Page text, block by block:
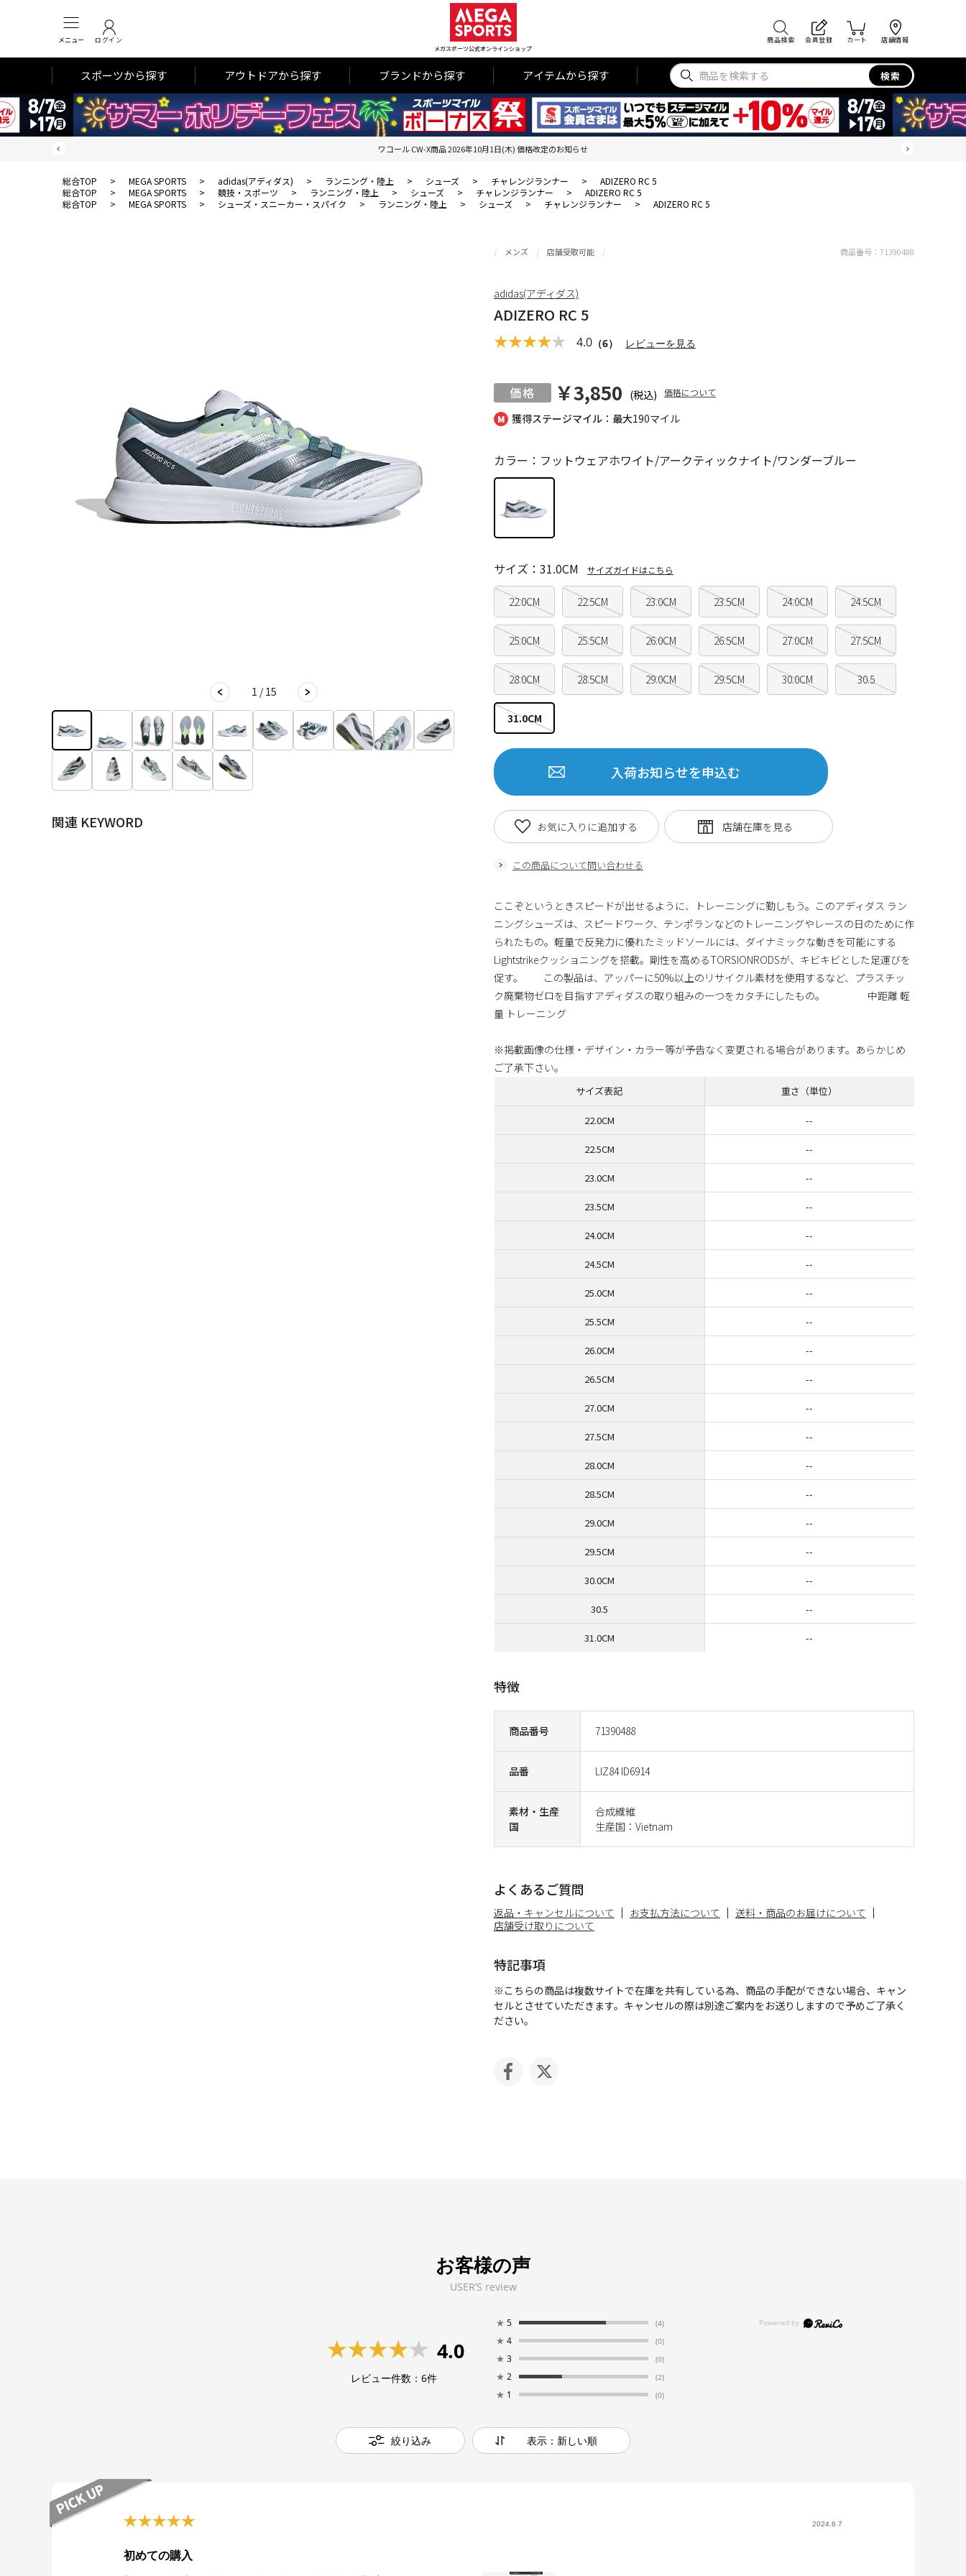
メニュー ログイン
メガスポーツ公式オンラインショップ
商品検索 会員登録 カート 店舗情報
スポーツから探す アウトドアから探す ブランドから探す アイテムから探す 検索
ワコール CW-X商品 2026年10月1日(木) 価格改定のお知らせ
総合TOP > MEGA SPORTS > adidas(アディダス) > ランニング・陸上 > シューズ > チャレンジランナー >
ADIZERO RC 5
総合TOP
> MEGA SPORTS > 競技・スポーツ > ランニング・陸上 > シューズ > チャレンジランナー >
ADIZERO RC 5
総合TOP
> MEGA SPORTS > シューズ・スニーカー・スパイク > ランニング・陸上 > シューズ > チャレンジランナー > ADIZERO RC 5
1 / 15
関連 KEYWORD
獲得ステージマイル：最大190マイル
メンズ 店舗受取可能
ADIZERO RC 5
4.0 （6） レビューを見る
￥3,850 (税込) 価格について
商品番号 71390488
品番 LIZ84 ID6914
素材・生産
国
合成繊維
生産国：Vietnam
カラー：フットウェアホワイト/アークティックナイト/ワンダーブルー
22.0CM 22.5CM 23.0CM 23.5CM 24.0CM 24.5CM
25.0CM 25.5CM 26.0CM 26.5CM 27.0CM 27.5CM
28.0CM 28.5CM 29.0CM 29.5CM 30.0CM 30.5
31.0CM
サイズ：31.0CM サイズガイドはこちら
入荷お知らせを申込む
この商品について問い合わせる
お気に入りに追加する
商品番号： 71390488
adidas(アディダス)
ここぞというときスピードが出せるように、トレーニングに勤しもう。このアディダス ラン
ニングシューズは、スピードワーク、テンポランなどのトレーニングやレースの日のために作
られたもの。軽量で反発力に優れたミッドソールには、ダイナミックな動きを可能にする
Lightstrikeクッショニングを搭載。剛性を高めるTORSIONRODSが、キビキビとした足運びを
促す。 この製品は、アッパーに50%以上のリサイクル素材を使用するなど、プラスチッ
ク廃棄物ゼロを目指すアディダスの取り組みの一つをカタチにしたもの。 中距離 軽
量 トレーニング
※掲載画像の仕様・デザイン・カラー等が予告なく変更される場合があります。あらかじめ
ご了承下さい。
特徴
よくあるご質問
返品・キャンセルについて お支払方法について
送料・商品のお届けについて
店舗受け取りについて
特記事項
※こちらの商品は複数サイトで在庫を共有している為、商品の手配ができない場合、キャン
セルとさせていただきます。キャンセルの際は別途ご案内をお送りしますので予めご了承く
ださい。
サイズ表記 重さ（単位）
22.0CM --
22.5CM --
23.0CM --
23.5CM --
24.0CM --
24.5CM --
25.0CM --
25.5CM --
26.0CM --
26.5CM --
27.0CM --
27.5CM --
28.0CM --
28.5CM --
29.0CM --
29.5CM --
30.0CM --
30.5 --
31.0CM --
お客様の声
USER’S review
4.0
レビュー件数：6件
★ 5 (4)
★ 4 (0)
★ 3 (0)
★ 2 (2)
★ 1 (0)
絞り込み 表示：新しい順
2024.6.7
初めての購入